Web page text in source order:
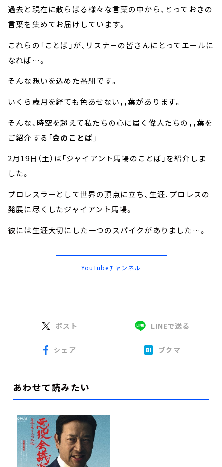
過去と現在に散らばる様々な言葉の中から、とっておきの
言葉を集めてお届けしています。
これらの「ことば」が、リスナーの皆さんにとってエールに
なれば…。
そんな想いを込めた番組です。
いくら歳月を経ても色あせない言葉があります。
そんな、時空を超えて私たちの心に届く偉人たちの言葉を
ご紹介する「金のことば 」
2月19日（土）は「ジャイアント馬場のことば」を紹介しま
した。
プロレスラーとして世界の頂点に立ち、生涯、プロレスの
発展に尽くしたジャイアント馬場。
彼には生涯大切にした一つのスパイクがありました…。
YouTubeチャンネル
ポスト LINEで送る
シェア ブクマ
あわせて読みたい